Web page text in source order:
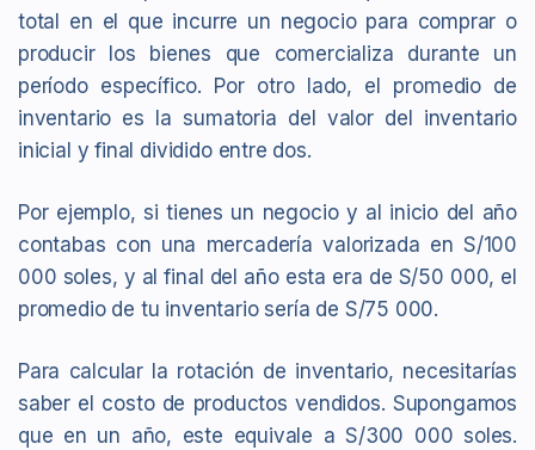
total en el que incurre un negocio para comprar o
producir los bienes que comercializa durante un
período específico. Por otro lado, el promedio de
inventario es la sumatoria del valor del inventario
inicial y final dividido entre dos.
Por ejemplo, si tienes un negocio y al inicio del año
contabas con una mercadería valorizada en S/100
000 soles, y al final del año esta era de S/50 000, el
promedio de tu inventario sería de S/75 000.
Para calcular la rotación de inventario, necesitarías
saber el costo de productos vendidos. Supongamos
que en un año, este equivale a S/300 000 soles.